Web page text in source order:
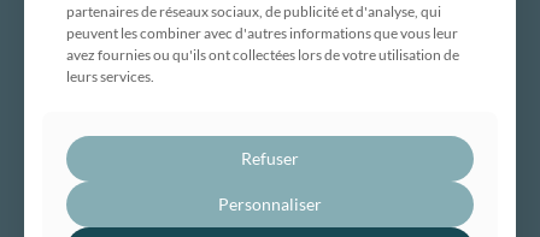
Maison ossature bois
Maison évolutive
Rénovation globale
Bâtiment professionnel et tertiaire
Réalisations
Nous contacter
partenaires de réseaux sociaux, de publicité et d'analyse, qui
peuvent les combiner avec d'autres informations que vous leur
avez fournies ou qu'ils ont collectées lors de votre utilisation de
leurs services.
Refuser
Personnaliser